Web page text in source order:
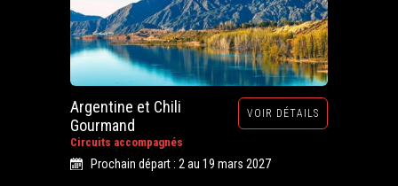
Argentine et Chili
Gourmand
Circuits accompagnés
VOIR DÉTAILS
Prochain départ : 2 au 19 mars 2027